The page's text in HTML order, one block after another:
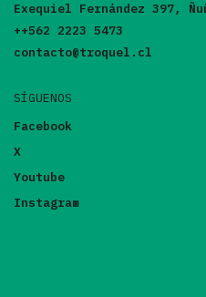
Exequiel Fernández 397,
++562 2223 5473
contacto@troquel.cl
SÍGUENOS
Facebook
X
Youtube
Instagram